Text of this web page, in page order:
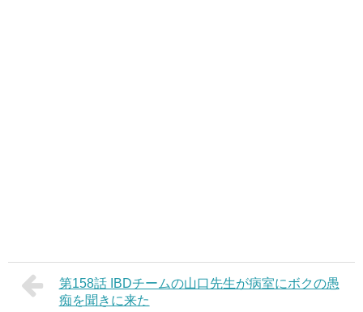
第158話 IBDチームの山口先生が病室にボクの愚
痴を聞きに来た